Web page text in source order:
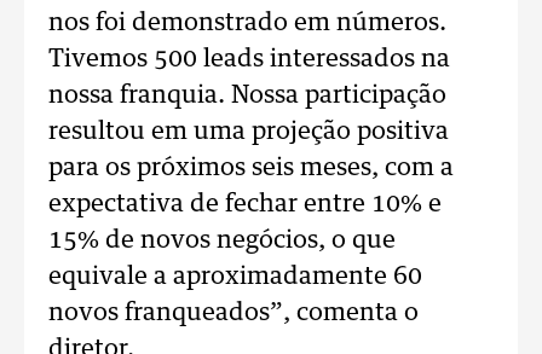
nos foi demonstrado em números.
Tivemos 500 leads interessados na
nossa franquia. Nossa participação
resultou em uma projeção positiva
para os próximos seis meses, com a
expectativa de fechar entre 10% e
15% de novos negócios, o que
equivale a aproximadamente 60
novos franqueados”, comenta o
diretor.